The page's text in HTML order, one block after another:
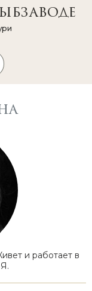
и работает в